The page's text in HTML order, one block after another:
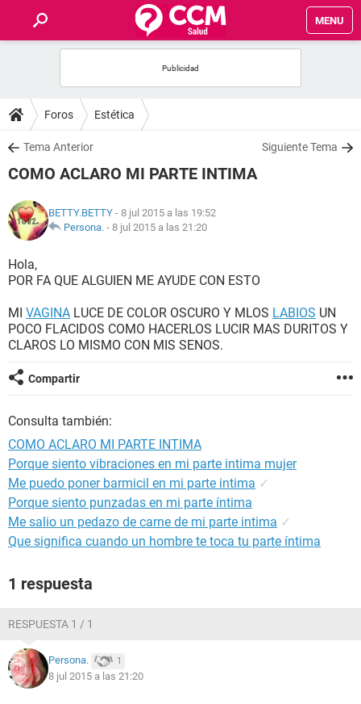
MENU
FOROS
SALUD
NUTRICIÓN
BIENESTAR
SEXUALIDAD
GLOSARIO
Foros Estética
Tema Anterior Siguiente Tema
COMO ACLARO MI PARTE INTIMA
BETTY.BETTY - 8 jul 2015 a las 19:52
Persona. - 8 jul 2015 a las 21:20
Hola,
POR FA QUE ALGUIEN ME AYUDE CON ESTO
MI VAGINA LUCE DE COLOR OSCURO Y MLOS LABIOS UN
POCO FLACIDOS COMO HACERLOS LUCIR MAS DURITOS Y
CLAROS LO MISMO CON MIS SENOS.
Compartir
Consulta también:
COMO ACLARO MI PARTE INTIMA
Porque siento vibraciones en mi parte intima mujer
Me puedo poner barmicil en mi parte intima ✓
Porque siento punzadas en mi parte íntima
Me salio un pedazo de carne de mi parte intima ✓
Que significa cuando un hombre te toca tu parte íntima
1 respuesta
RESPUESTA 1 / 1
Persona. 1
8 jul 2015 a las 21:20